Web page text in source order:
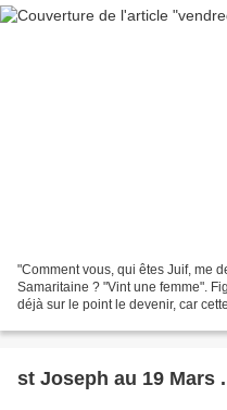
"Comment vous, qui êtes Juif, me
Samaritaine ? "Vint une femme".
déjà sur le point le devenir, car
st Joseph au 19 Mars .